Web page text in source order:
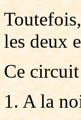
les deux
Ce
1. A la